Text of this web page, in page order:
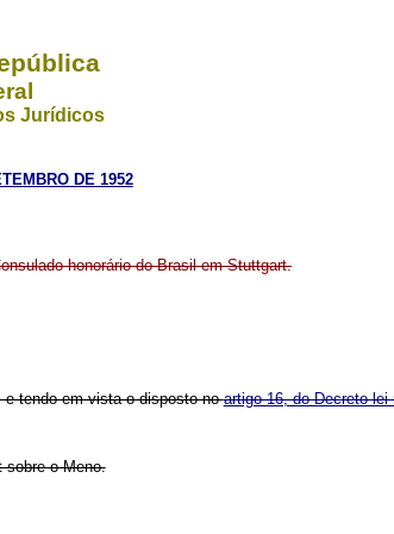
Jurídicos
DE 1952
honorário do Brasil em Stuttgart.
e tendo em vista o disposto noartigo 16, do Decreto-lei
sobre-o-Meno.